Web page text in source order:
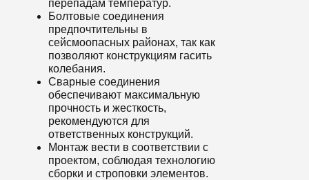
перепадам температур.
Болтовые соединения
предпочтительны в
сейсмоопасных районах, так как
позволяют конструкциям гасить
колебания.
Сварные соединения
обеспечивают максимальную
прочность и жесткость,
рекомендуются для
ответственных конструкций.
Монтаж вести в соответствии с
проектом, соблюдая технологию
сборки и строповки элементов.